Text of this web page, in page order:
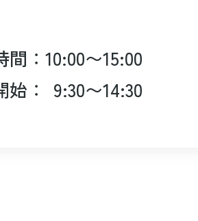
間：10:00〜15:00
始：
9:30〜14:30